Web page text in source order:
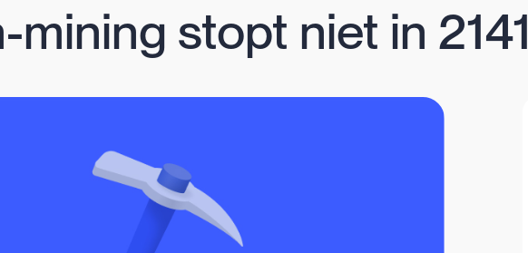
mining stopt niet in 2141